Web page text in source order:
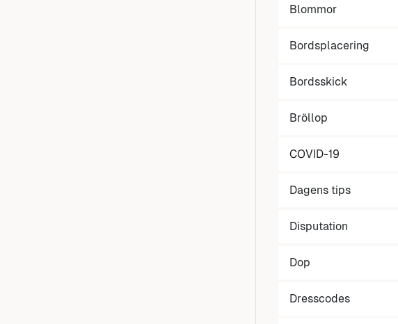
Blommor
Bordsplacering
Bordsskick
Bröllop
COVID-19
Dagens tips
Disputation
Dop
Dresscodes